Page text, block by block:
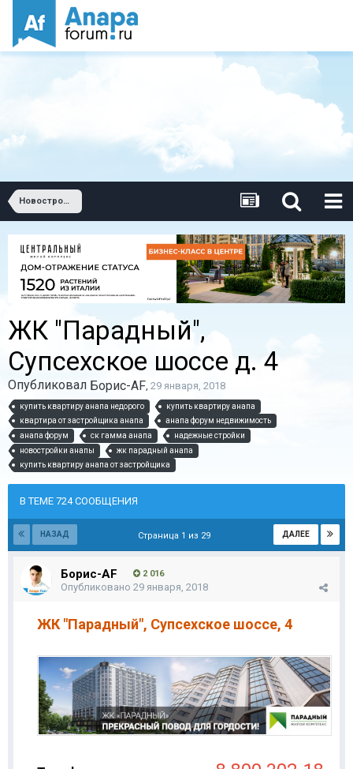
Новостройки Анапы
ЖК "Парадный",
Супсехское шоссе д. 4
Опубликовал Борис-AF, 29 января, 2018
купить квартиру анапа недорого
купить квартиру анапа
квартира от застройщика анапа
анапа форум недвижимость
анапа форум
ск гамма анапа
надежные стройки
новостройки анапы
жк парадный анапа
купить квартиру анапа от застройщика
В ТЕМЕ 724 СООБЩЕНИЯ
НАЗАД ДАЛЕЕ
Страница 1 из 29
Борис-AF 2 016
Опубликовано 29 января, 2018
ЖК "Парадный", Супсехское шоссе, 4